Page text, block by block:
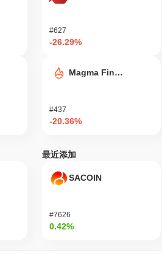
#627
-26.29%
Magma Finance
#437
-20.36%
最近添加
SACOIN
#7626
0.42%